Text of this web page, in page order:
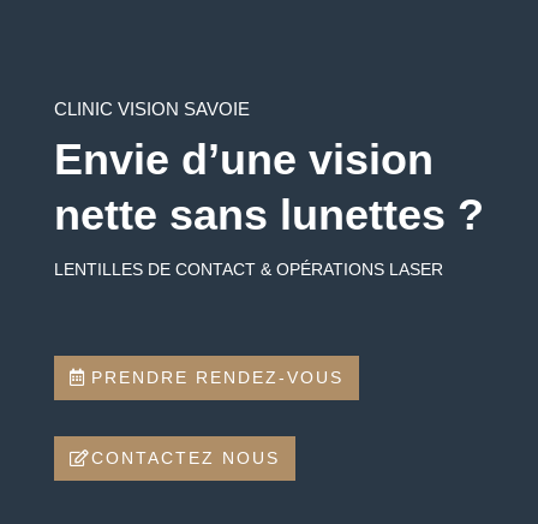
CLINIC VISION SAVOIE
Envie d’une vision
nette sans lunettes ?
LENTILLES DE CONTACT & OPÉRATIONS LASER
PRENDRE RENDEZ-VOUS
CONTACTEZ NOUS